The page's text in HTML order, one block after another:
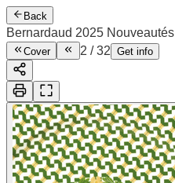
Back
Bernardaud 2025 Nouveautés
Cover 2 /32 Get info